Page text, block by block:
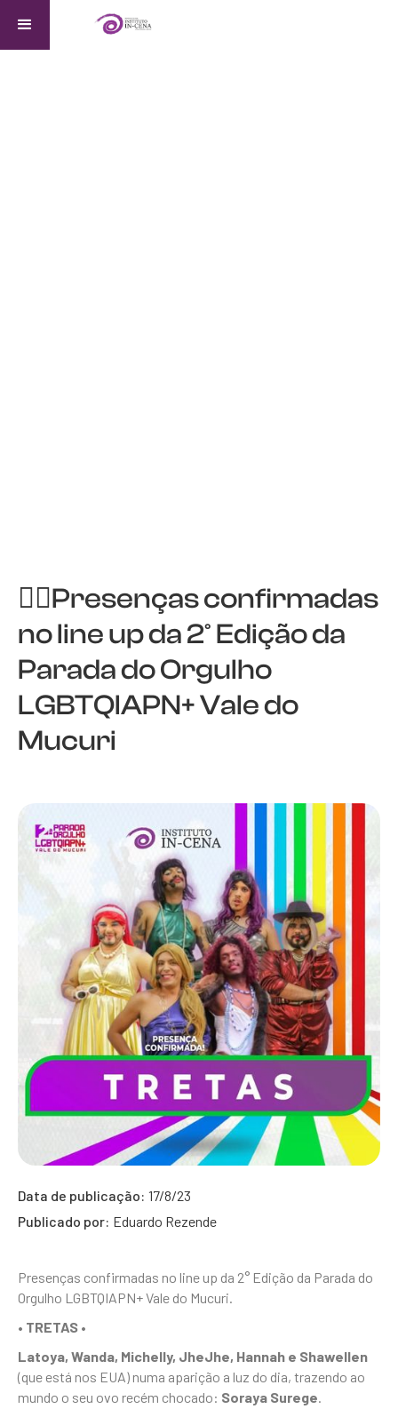
🏳️‍🌈Presenças confirmadas
no line up da 2° Edição da
Parada do Orgulho
LGBTQIAPN+ Vale do
Mucuri
Data de publicação: 17/8/23
Publicado por: Eduardo Rezende
Presenças confirmadas no line up da 2° Edição da Parada do
Orgulho LGBTQIAPN+ Vale do Mucuri.
• TRETAS •
Latoya, Wanda, Michelly, JheJhe, Hannah e Shawellen
(que está nos EUA) numa aparição a luz do dia, trazendo ao
mundo o seu ovo recém chocado: Soraya Surege